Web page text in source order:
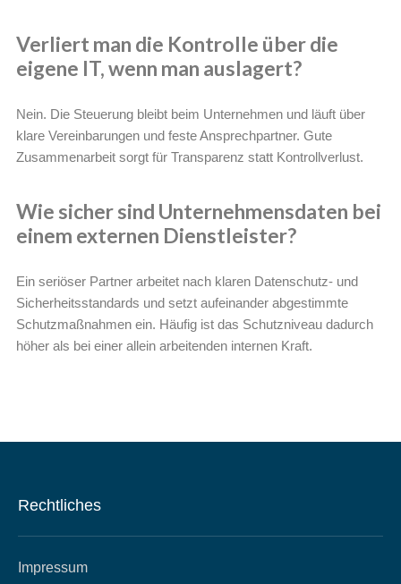
Verliert man die Kontrolle über die
eigene IT, wenn man auslagert?
Nein. Die Steuerung bleibt beim Unternehmen und läuft über
klare Vereinbarungen und feste Ansprechpartner. Gute
Zusammenarbeit sorgt für Transparenz statt Kontrollverlust.
Wie sicher sind Unternehmensdaten bei
einem externen Dienstleister?
Ein seriöser Partner arbeitet nach klaren Datenschutz- und
Sicherheitsstandards und setzt aufeinander abgestimmte
Schutzmaßnahmen ein. Häufig ist das Schutzniveau dadurch
höher als bei einer allein arbeitenden internen Kraft.
Rechtliches
Impressum